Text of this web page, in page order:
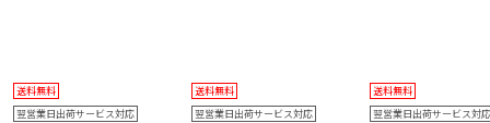
送料無料
翌営業日出荷サービス対応
送料無料
翌営業日出荷サービス対応
送料無料
翌営業日出荷サービス対応